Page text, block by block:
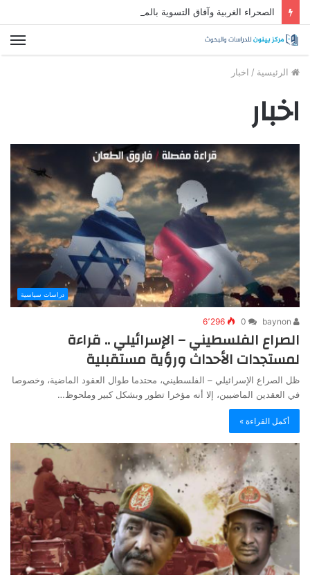
الصحراء الغربية وآفاق التسوية بالمغرب العربي
الرئيسية / اخبار
اخبار
دراسات سياسية
0 6٬296
الصراع الفلسطيني – الإسرائيلي .. قراءة
لمستجدات الأحداث ورؤية مستقبلية
ظل الصراع الإسرائيلي – الفلسطيني، محتدما طوال العقود الماضية، وخصوصا
في العقدين الماضيين، إلا أنه مؤخرا تطور وبشكل كبير وملحوظ…
أكمل القراءة »